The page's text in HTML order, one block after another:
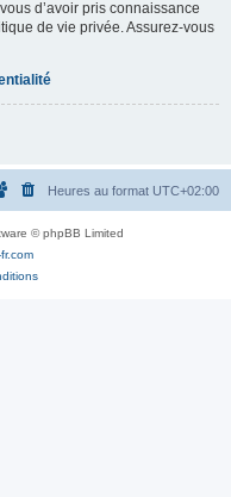
d’avoir pris connaissance
de vie privée. Assurez-vous
Heures au format UTC+02:00
© phpBB Limited